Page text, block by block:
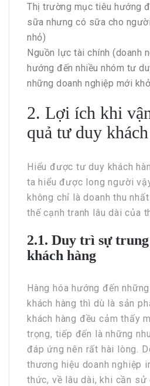
Thị trường mục tiêu hướng
sữa nhưng có sữa cho
nhỏ)
Nguồn lực tài chính (doanh
hướng đến nhiều nhóm tư
những doanh nghiệp mới
2. Lợi ích khi
quả tư duy
Hiểu được tư duy khách
ta hiểu được long người
không chỉ là doanh thu
thế cạnh tranh lâu dài của
2.1. Duy trì sự
khách hàng
Hàng hóa hướng đến
khách hàng thì dù là sản
khách hàng đều cảm thấy
trọng, tiếp đến là những
đáp ứng nên rất hài lòng.
thương hiệu doanh nghiệp
thức, về lâu dài, khi cần